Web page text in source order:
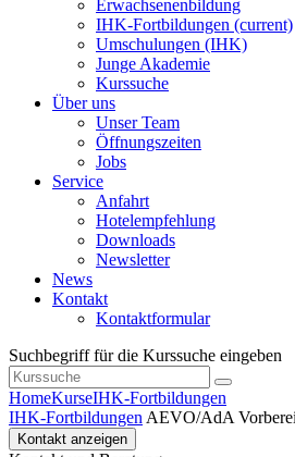
Erwachsenenbildung
IHK-Fortbildungen (current)
Umschulungen (IHK)
Junge Akademie
Kurssuche
Über uns
Unser Team
Öffnungszeiten
Jobs
Service
Anfahrt
Hotelempfehlung
Downloads
Newsletter
News
Kontakt
Kontaktformular
Suchbegriff für die Kurssuche eingeben
HomeKurseIHK-Fortbildungen
IHK-Fortbildungen AEVO/AdA
Kontakt anzeigen